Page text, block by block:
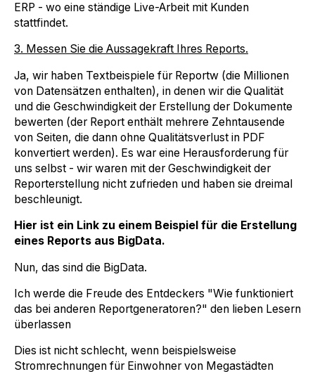
ERP - wo eine ständige Live-Arbeit mit Kunden
stattfindet.
3. Messen Sie die Aussagekraft Ihres Reports.
Ja, wir haben Textbeispiele für Reportw (die Millionen
von Datensätzen enthalten), in denen wir die Qualität
und die Geschwindigkeit der Erstellung der Dokumente
bewerten (der Report enthält mehrere Zehntausende
von Seiten, die dann ohne Qualitätsverlust in PDF
konvertiert werden). Es war eine Herausforderung für
uns selbst - wir waren mit der Geschwindigkeit der
Reporterstellung nicht zufrieden und haben sie dreimal
beschleunigt.
Hier ist ein Link zu einem Beispiel für die Erstellung
eines Reports aus BigData.
Nun, das sind die BigData.
Ich werde die Freude des Entdeckers "Wie funktioniert
das bei anderen Reportgeneratoren?" den lieben Lesern
überlassen
Dies ist nicht schlecht, wenn beispielsweise
Stromrechnungen für Einwohner von Megastädten